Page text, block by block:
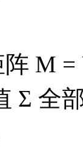
M =
Σ 全